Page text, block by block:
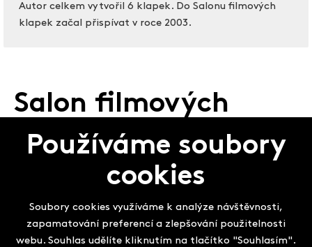
Autor celkem vytvořil 6 klapek. Do Salonu filmových
klapek začal přispívat v roce 2003.
Salon filmových
klapek
Používáme soubory
cookies
Soubory cookies využíváme k analýze návštěvnosti,
zapamatování preferencí a zlepšování použitelnosti
webu. Souhlas udělíte kliknutím na tlačítko "Souhlasím".